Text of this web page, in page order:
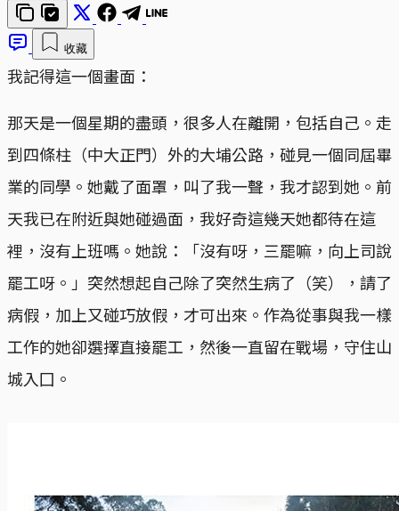
收藏
我記得這一個畫面：
那天是一個星期的盡頭，很多人在離開，包括自己。走
到四條柱（中大正門）外的大埔公路，碰見一個同屆畢
業的同學。她戴了面罩，叫了我一聲，我才認到她。前
天我已在附近與她碰過面，我好奇這幾天她都待在這
裡，沒有上班嗎。她說：「沒有呀，三罷嘛，向上司說
罷工呀。」突然想起自己除了突然生病了（笑），請了
病假，加上又碰巧放假，才可出來。作為從事與我一樣
工作的她卻選擇直接罷工，然後一直留在戰場，守住山
城入囗。